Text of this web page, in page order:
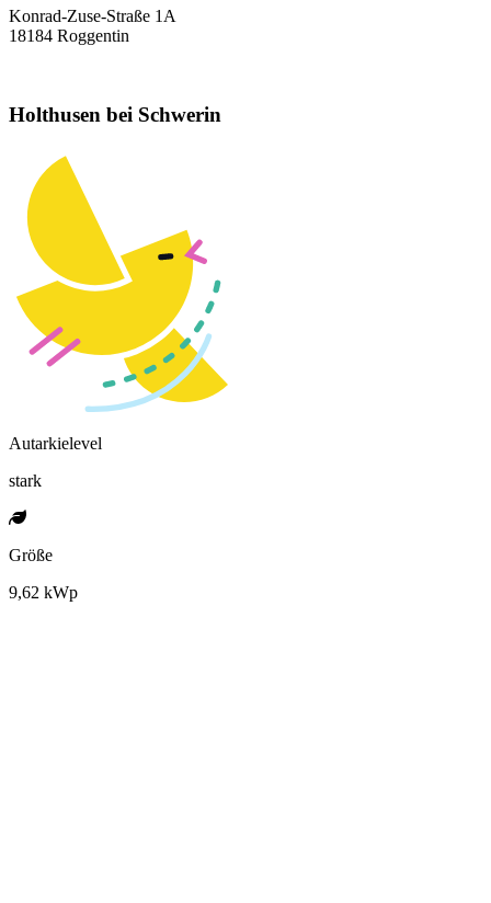
Konrad-Zuse-Straße 1A
18184 Roggentin
Holthusen bei Schwerin
Autarkielevel
stark
Größe
9,62 kWp